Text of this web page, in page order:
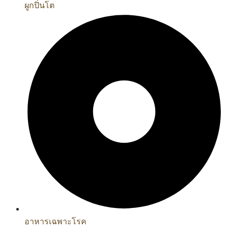
ผูกปิ่นโต
อาหารเฉพาะโรค